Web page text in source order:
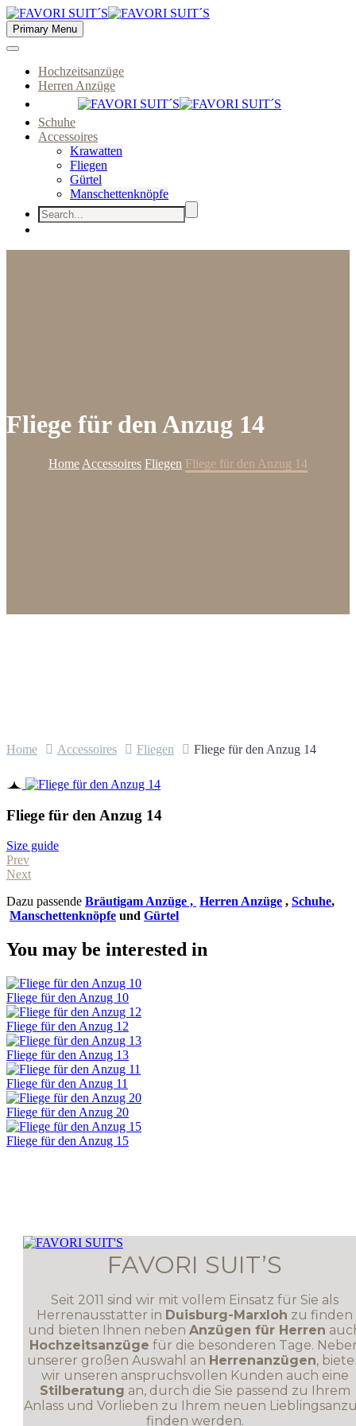
Primary Menu
Hochzeitsanzüge
Herren Anzüge
Schuhe
Accessoires
Krawatten
Fliegen
Gürtel
Manschettenknöpfe
Fliege für den Anzug 14
Home Accessoires Fliegen Fliege für den Anzug 14
Home Accessoires Fliegen Fliege für den Anzug 14
Fliege für den Anzug 14
Size guide
Prev
Next
Dazu passende Bräutigam Anzüge , Herren Anzüge , Schuhe,
Manschettenknöpfe und Gürtel
You may be interested in
Fliege für den Anzug 10
Fliege für den Anzug 12
Fliege für den Anzug 13
Fliege für den Anzug 11
Fliege für den Anzug 20
Fliege für den Anzug 15
FAVORI SUIT’S
Seit 2011 sind wir mit vollem Einsatz für Sie als
Herrenausstatter in Duisburg-Marxloh zu finden
und bieten Ihnen neben Anzügen für Herren
Hochzeitsanzüge für die besonderen Tage.
unserer großen Auswahl an Herrenanzügen,
wir unseren anspruchsvollen Kunden auch eine
Stilberatung an, durch die Sie passend zu Ihrem
Anlass und Vorlieben zu Ihrem neuen
finden werden.